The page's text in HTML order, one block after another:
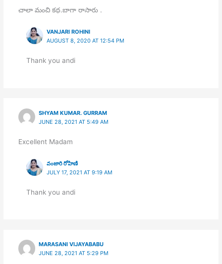
చాలా మంచి కథ.బాగా రాసారు .
VANJARI ROHINI
AUGUST 8, 2020 AT 12:54 PM
Thank you andi
SHYAM KUMAR. GURRAM
JUNE 28, 2021 AT 5:49 AM
Excellent Madam
వంజారి రోహిణి
JULY 17, 2021 AT 9:19 AM
Thank you andi
MARASANI VIJAYABABU
JUNE 28, 2021 AT 5:29 PM